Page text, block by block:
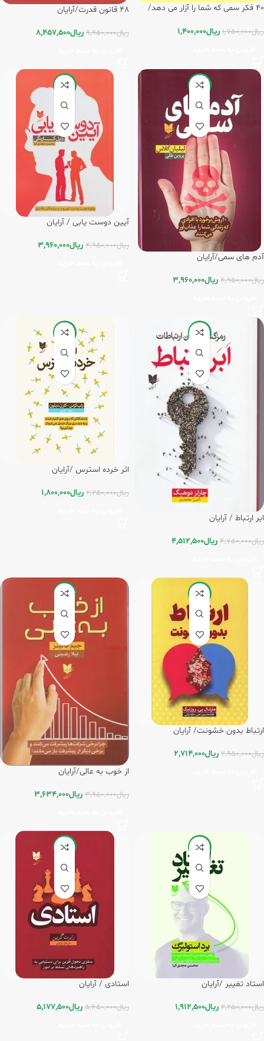
40 فکر سمی که شما را آزار می دهد/
ریال1,750,000 ریال1,400,000
48 قانون قدرت/آرایان
ریال9,950,000 ریال8,457,500
-20%
آدم های سمی/آرایان
ریال4,950,000 ریال3,960,000
-20%
آیین دوست یابی / آرایان
ریال4,950,000 ریال3,960,000
-5%
ابر ارتباط / آرایان
ریال4,750,000 ریال4,512,500
-20%
اثر خرده استرس /آرایان
ریال2,250,000 ریال1,800,000
-8%
ارتباط بدون خشونت/ آرایان
ریال2,950,000 ریال2,714,000
-8%
از خوب به عالی/آرایان
ریال3,950,000 ریال3,634,000
-15%
استاد تغییر /آرایان
ریال2,250,000 ریال1,912,500
-5%
استادی / آرایان
ریال5,450,000 ریال5,177,500